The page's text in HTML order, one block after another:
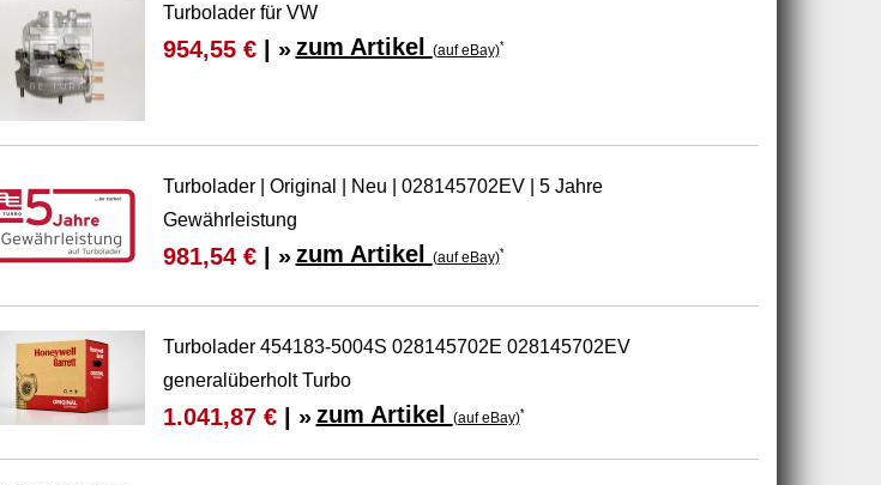
Turbolader für VW
954,55 €| » zum Artikel (auf eBay)*
Turbolader | Original | Neu | 028145702EV | 5 Jahre
Gewährleistung
981,54 €| » zum Artikel (auf eBay)*
Turbolader 454183-5004S 028145702E 028145702EV
generalüberholt Turbo
1.041,87 €| » zum Artikel (auf eBay)*